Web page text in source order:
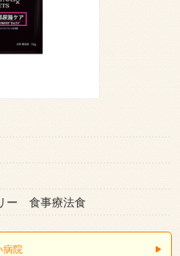
ー 食事療法食
病院